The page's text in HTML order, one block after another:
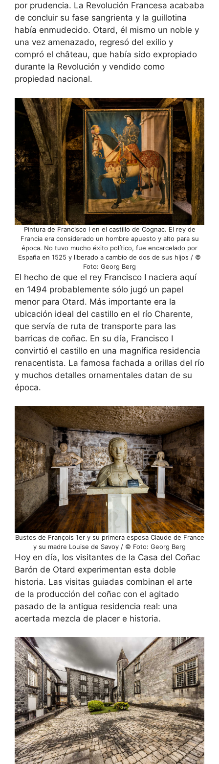
por prudencia. La Revolución Francesa acababa
de concluir su fase sangrienta y la guillotina
había enmudecido. Otard, él mismo un noble y
una vez amenazado, regresó del exilio y
compró el château, que había sido expropiado
durante la Revolución y vendido como
propiedad nacional.
Pintura de Francisco I en el castillo de Cognac. El rey de
Francia era considerado un hombre apuesto y alto para su
época. No tuvo mucho éxito político, fue encarcelado por
España en 1525 y liberado a cambio de dos de sus hijos / ©
Foto: Georg Berg
El hecho de que el rey Francisco I naciera aquí
en 1494 probablemente sólo jugó un papel
menor para Otard. Más importante era la
ubicación ideal del castillo en el río Charente,
que servía de ruta de transporte para las
barricas de coñac. En su día, Francisco I
convirtió el castillo en una magnífica residencia
renacentista. La famosa fachada a orillas del río
y muchos detalles ornamentales datan de su
época.
Bustos de François 1er y su primera esposa Claude de France
y su madre Louise de Savoy / © Foto: Georg Berg
Hoy en día, los visitantes de la Casa del Coñac
Barón de Otard experimentan esta doble
historia. Las visitas guiadas combinan el arte
de la producción del coñac con el agitado
pasado de la antigua residencia real: una
acertada mezcla de placer e historia.